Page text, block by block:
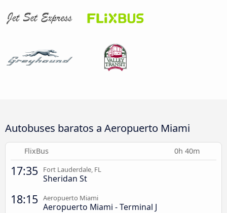
Autobuses baratos a Aeropuerto Miami
FlixBus 0h 40m
17:35 Fort Lauderdale, FL
Sheridan St
18:15 Aeropuerto Miami
Aeropuerto Miami - Terminal J